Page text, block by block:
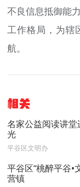
不良信息抵御能
工作格局，为辖
航。
相关
名家公益阅读讲
光
平谷区文明办
平谷区“桃醉平谷•
营镇